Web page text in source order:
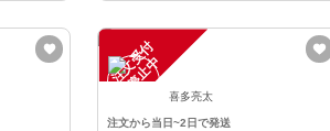
注
文
受
付
停
止
中
喜多亮太
注文から当日~2日で発送